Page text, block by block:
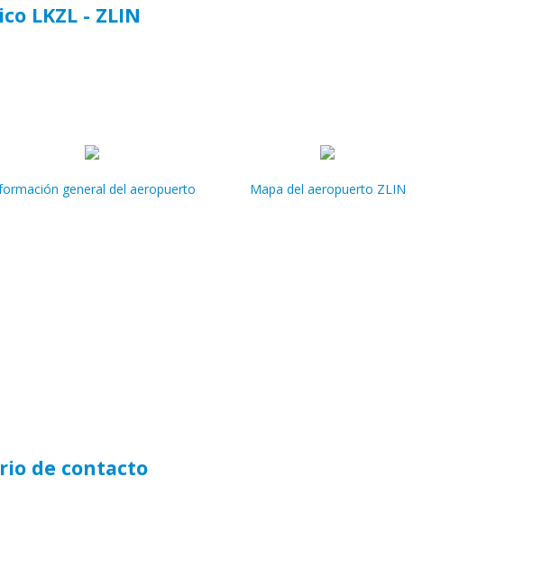
LKZL - ZLIN
general del aeropuerto Mapa del aeropuerto ZLIN
de contacto